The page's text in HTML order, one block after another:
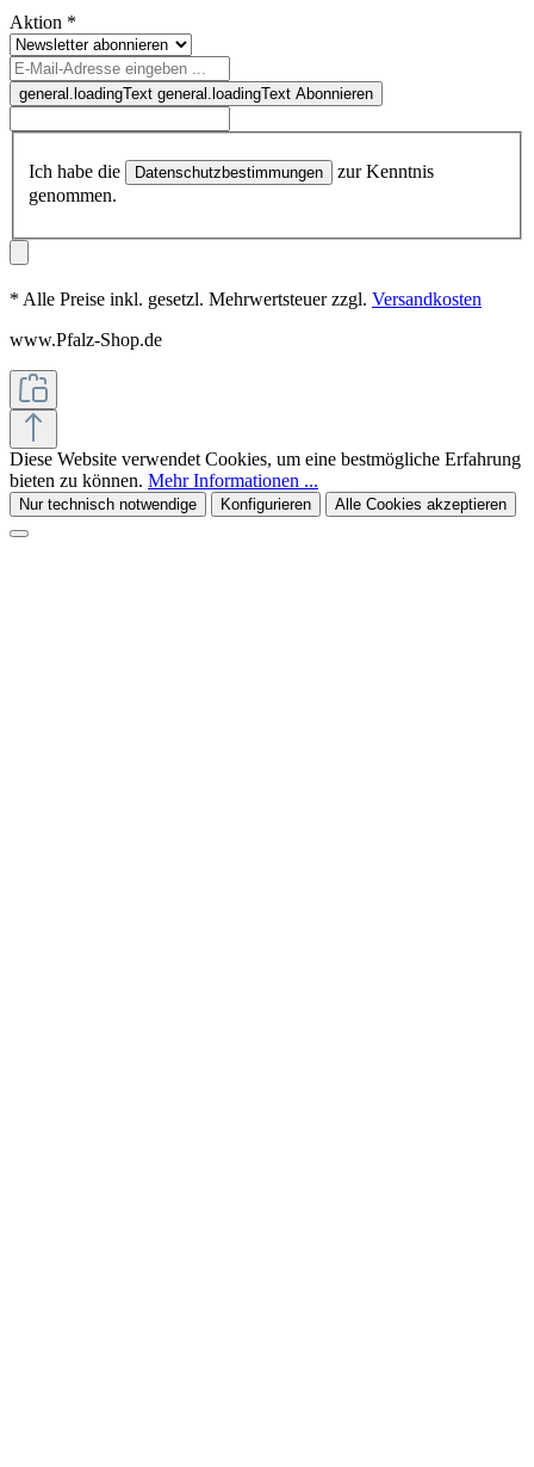
Aktion *
general.loadingText general.loadingText Abonnieren
Ich habe die Datenschutzbestimmungen
zur Kenntnis
genommen.
* Alle Preise inkl. gesetzl. Mehrwertsteuer zzgl. Versandkosten
www.Pfalz-Shop.de
Diese Website verwendet Cookies, um eine bestmögliche Erfahrung
bieten zu können. Mehr Informationen ...
Nur technisch notwendige Konfigurieren Alle Cookies akzeptieren